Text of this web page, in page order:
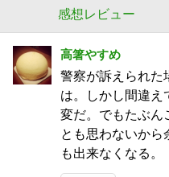
感想レビュー
高箸やすめ
警察が訴えられた
は。しかし間違え
変だ。でもたぶん
とも思わないから
も出来なくなる。